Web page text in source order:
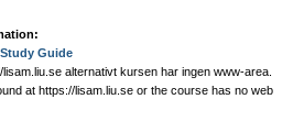
Guide
alternativt kursen har ingen www-area.
at https://lisam.liu.se or the course has no web